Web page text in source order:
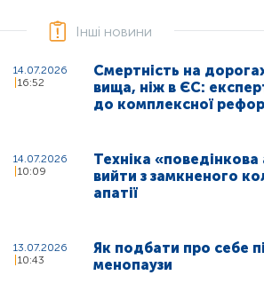
Інші новини
14.07.2026
16:52
Смертність на дорогах
вища, ніж в ЄС:
до комплексної
14.07.2026
10:09
Техніка «поведінкова
вийти з замкненого
апатії
13.07.2026
10:43
Як подбати про себе
менопаузи